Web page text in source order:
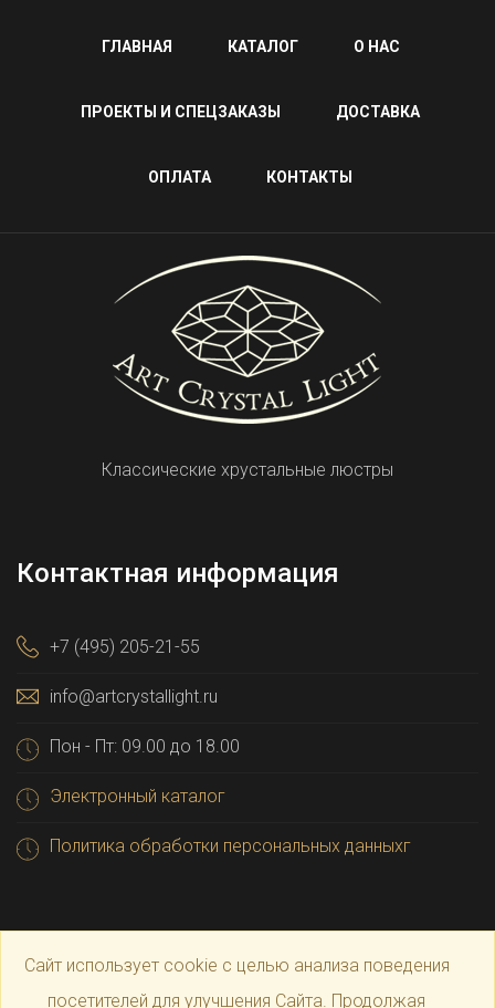
ГЛАВНАЯ КАТАЛОГ О НАС
ПРОЕКТЫ И СПЕЦЗАКАЗЫ ДОСТАВКА
ОПЛАТА КОНТАКТЫ
Классические хрустальные люстры
Контактная информация
+7 (495) 205-21-55
info@artcrystallight.ru
Пон - Пт: 09.00 до 18.00
Электронный каталог
Политика обработки персональных данныхг
Сайт использует cookie с целью анализа поведения
посетителей для улучшения Сайта. Продолжая